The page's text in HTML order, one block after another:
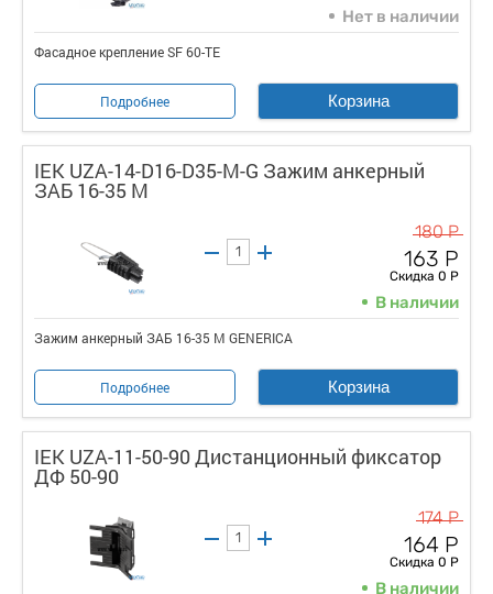
Нет в наличии
Фасадное крепление SF 60-TE
Подробнее Корзина
IEK UZA-14-D16-D35-M-G Зажим анкерный
ЗАБ 16-35 М
180 Р
163 Р
Скидка 0 Р
В наличии
Зажим анкерный ЗАБ 16-35 М GENERICA
Подробнее Корзина
IEK UZA-11-50-90 Дистанционный фиксатор
ДФ 50-90
174 Р
164 Р
Скидка 0 Р
В наличии